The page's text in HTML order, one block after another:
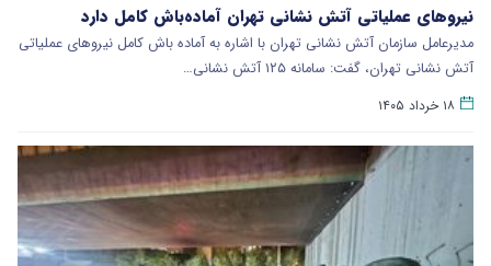
نیروهای عملیاتی آتش نشانی تهران آماده‌باش کامل دارد
مدیرعامل سازمان آتش نشانی تهران با اشاره به آماده‌ باش کامل نیروهای عملیاتی
آتش نشانی تهران، گفت: سامانه ۱۲۵ آتش نشانی…
۱۸ خرداد ۱۴۰۵